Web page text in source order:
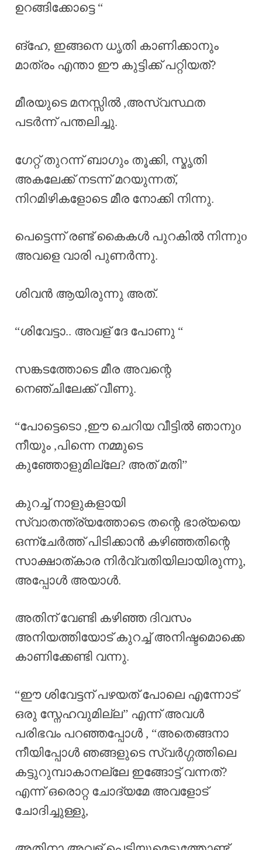
ഉറങ്ങിക്കോട്ടെ “
ങ്ഹേ, ഇങ്ങനെ ധൃതി കാണിക്കാനും
മാത്രം എന്താ ഈ കുട്ടിക്ക് പറ്റിയത്?
മീരയുടെ മനസ്സിൽ ,അസ്വസ്ഥത
പടർന്ന് പന്തലിച്ചു.
ഗേറ്റ് തുറന്ന് ബാഗും തൂക്കി, സ്മൃതി
അകലേക്ക് നടന്ന് മറയുന്നത്,
നിറമിഴികളോടെ മീര നോക്കി നിന്നു.
പെട്ടെന്ന് രണ്ട് കൈകൾ പുറകിൽ നിന്നുo
അവളെ വാരി പുണർന്നു.
ശിവൻ ആയിരുന്നു അത്.
“ശിവേട്ടാ.. അവള് ദേ പോണു “
സങ്കടത്തോടെ മീര അവന്റെ
നെഞ്ചിലേക്ക് വീണു.
“പോട്ടെടൊ ,ഈ ചെറിയ വീട്ടിൽ ഞാനുo
നീയും ,പിന്നെ നമ്മുടെ
കുഞ്ഞോളുമില്ലേ? അത് മതി”
കുറച്ച് നാളുകളായി
സ്വാതന്ത്ര്യത്തോടെ തന്റെ ഭാര്യയെ
ഒന്ന്ചേർത്ത് പിടിക്കാൻ കഴിഞ്ഞതിന്റെ
സാക്ഷാത്കാര നിർവ്വതിയിലായിരുന്നു,
അപ്പോൾ അയാൾ.
അതിന് വേണ്ടി കഴിഞ്ഞ ദിവസം
അനിയത്തിയോട് കുറച്ച് അനിഷ്ടമൊക്കെ
കാണിക്കേണ്ടി വന്നു.
“ഈ ശിവേട്ടന് പഴയത് പോലെ എന്നോട്
ഒരു സ്നേഹവുമില്ല” എന്ന് അവൾ
പരിഭവം പറഞ്ഞപ്പോൾ , “അതെങ്ങനാ
നീയിപ്പോൾ ഞങ്ങളുടെ സ്വർഗ്ഗത്തിലെ
കട്ടുറുമ്പാകാനല്ലേ ഇങ്ങോട്ട് വന്നത്?
എന്ന് ഒരൊറ്റ ചോദ്യമേ അവളോട്
ചോദിച്ചുള്ളു,